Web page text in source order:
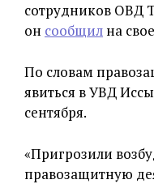
сотрудников ОВД
он сообщил на
По словам
явиться в УВД
сентября.
«Пригрозили
правозащитную